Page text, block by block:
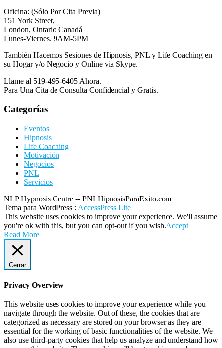
Oficina: (Sólo Por Cita Previa)
151 York Street,
London, Ontario Canadá
Lunes-Viernes. 9AM-5PM
También Hacemos Sesiones de Hipnosis, PNL y Life Coaching en
su Hogar y/o Negocio y Online via Skype.
Llame al 519-495-6405 Ahora.
Para Una Cita de Consulta Confidencial y Gratis.
Categorías
Eventos
Hipnosis
Life Coaching
Motivación
Negocios
PNL
Servicios
NLP Hypnosis Centre -- PNLHipnosisParaExito.com
Tema para WordPress : AccessPress Lite
This website uses cookies to improve your experience. We'll assume
you're ok with this, but you can opt-out if you wish.Accept
Read More
Cerrar
Privacy Overview
This website uses cookies to improve your experience while you
navigate through the website. Out of these, the cookies that are
categorized as necessary are stored on your browser as they are
essential for the working of basic functionalities of the website. We
also use third-party cookies that help us analyze and understand how